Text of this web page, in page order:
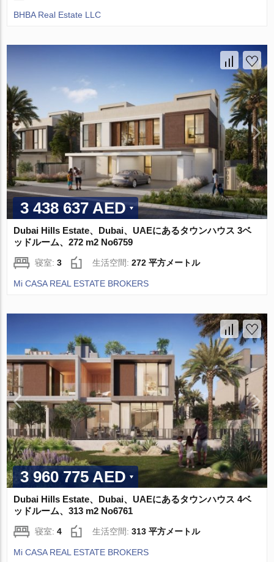
BHBA Real Estate LLC
3 438 637 AED
Dubai Hills Estate、Dubai、UAEにあるタウンハウス 3ベ
ッドルーム、272 m2 No6759
寝室:3 生活空間:272 平方メートル
Mi CASA REAL ESTATE BROKERS
3 960 775 AED
Dubai Hills Estate、Dubai、UAEにあるタウンハウス 4ベ
ッドルーム、313 m2 No6761
寝室:4 生活空間:313 平方メートル
Mi CASA REAL ESTATE BROKERS